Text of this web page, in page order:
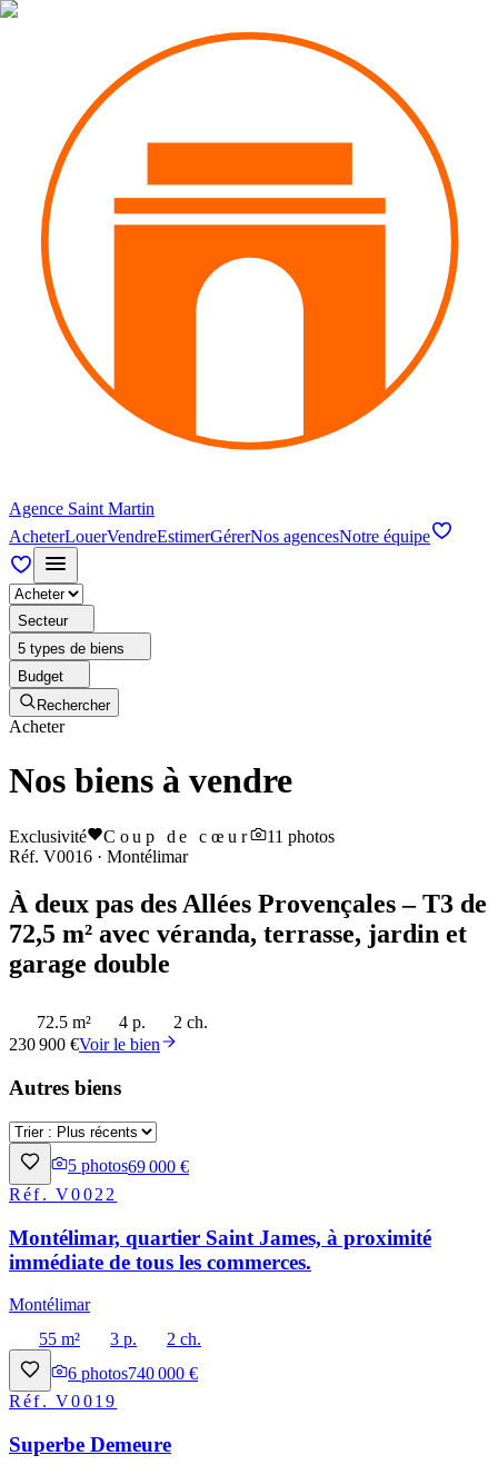
Agence Saint Martin
AcheterLouerVendreEstimerGérerNos agencesNotre équipe
Secteur
5 types de biens
Budget
Rechercher
Acheter
Nos biens à vendre
Exclusivité Coup de cœur 11 photos
Réf. V0016 · Montélimar
À deux pas des Allées Provençales – T3 de
72,5 m² avec véranda, terrasse, jardin et
garage double
72.5 m² 4 p.
2 ch.
230 900 €Voir le bien
Autres biens
5 photos69 000 €
Réf.V0022
Montélimar, quartier Saint James, à proximité
immédiate de tous les commerces.
Montélimar
55 m²
3 p.
2 ch.
6 photos740 000 €
Réf.V0019
Superbe Demeure